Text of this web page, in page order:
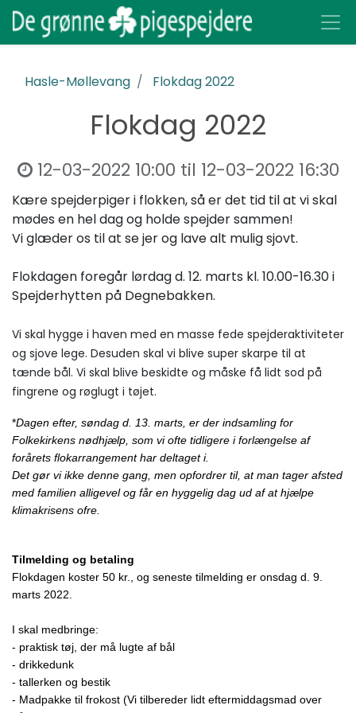
Hasle-Møllevang Flokdag 2022
Flokdag 2022
12-03-2022 10:00 til 12-03-2022 16:30
Kære spejderpiger i flokken, så er det tid til at vi skal
mødes en hel dag og holde spejder sammen!
Vi glæder os til at se jer og lave alt mulig sjovt.
Flokdagen foregår lørdag d. 12. marts kl. 10.00-16.30 i
Spejderhytten på Degnebakken.
Vi skal hygge i haven med en masse fede spejderaktiviteter
og sjove lege. Desuden skal vi blive super skarpe til at
tænde bål. Vi skal blive beskidte og måske få lidt sod på
fingrene og røglugt i tøjet.
*Dagen efter, søndag d. 13. marts, er der indsamling for
Folkekirkens nødhjælp, som vi ofte tidligere i forlængelse af
forårets flokarrangement har deltaget i.
Det gør vi ikke denne gang, men opfordrer til, at man tager afsted
med familien alligevel og får en hyggelig dag ud af at hjælpe
klimakrisens ofre.
Tilmelding og betaling
Flokdagen koster 50 kr., og seneste tilmelding er onsdag d. 9.
marts 2022.
I skal medbringe:
- praktisk tøj, der må lugte af bål
- drikkedunk
- tallerken og bestik
- Madpakke til frokost (Vi tilbereder lidt eftermiddagsmad over